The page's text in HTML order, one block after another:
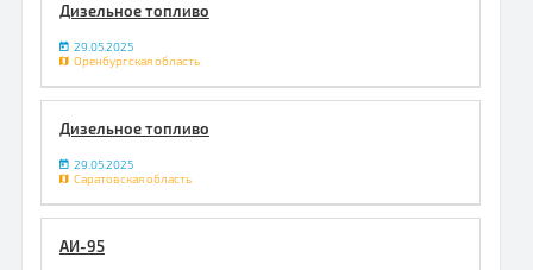
Дизельное топливо
29.05.2025
Оренбургская область
Дизельное топливо
29.05.2025
Саратовская область
АИ-95